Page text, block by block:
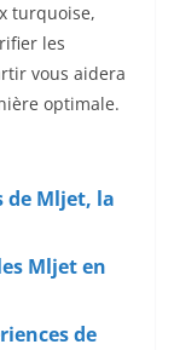
turquoise,
les
vous aidera
optimale.
de Mljet, la
Mljet en
de